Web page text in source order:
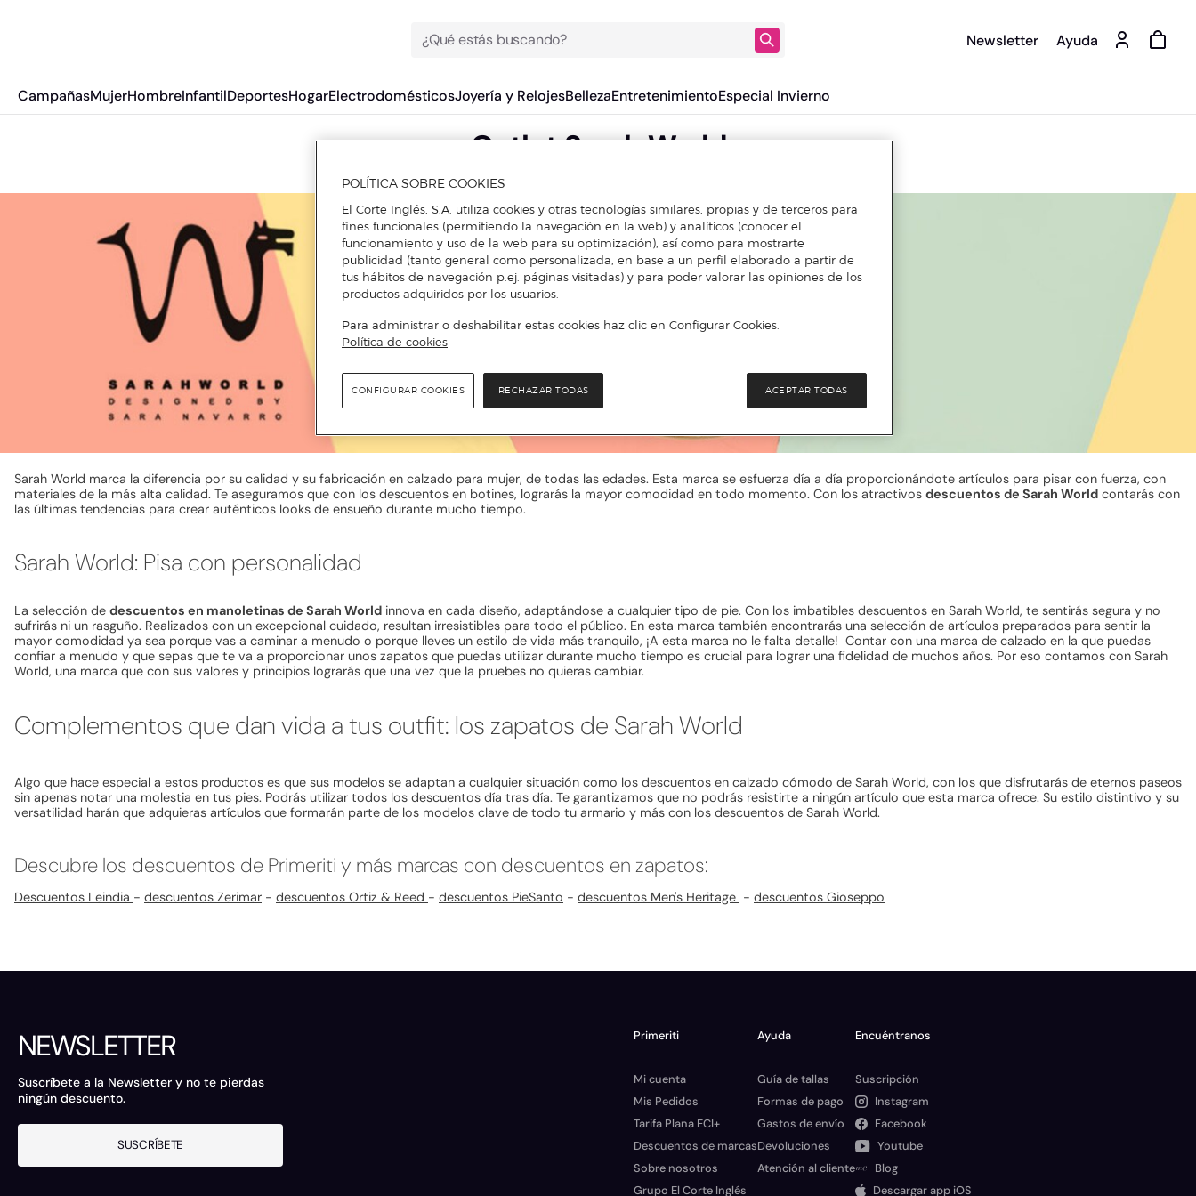
¿Qué estás buscando? Newsletter Ayuda
CampañasMujerHombreInfantilDeportesHogarElectrodomésticosJoyería y RelojesBellezaEntretenimientoEspecial Invierno
Outlet Sarah World
Sarah World marca la diferencia por su calidad y su fabricación en calzado para mujer, de todas las edades. Esta marca se esfuerza día a día proporcionándote artículos para pisar con fuerza, con
materiales de la más alta calidad. Te aseguramos que con los descuentos en botines, lograrás la mayor comodidad en todo momento. Con los atractivos descuentos de Sarah World contarás con
las últimas tendencias para crear auténticos looks de ensueño durante mucho tiempo.
Sarah World: Pisa con personalidad
La selección de descuentos en manoletinas de Sarah World innova en cada diseño, adaptándose a cualquier tipo de pie. Con los imbatibles descuentos en Sarah World, te sentirás segura y no
sufrirás ni un rasguño. Realizados con un excepcional cuidado, resultan irresistibles para todo el público. En esta marca también encontrarás una selección de artículos preparados para sentir la
mayor comodidad ya sea porque vas a caminar a menudo o porque lleves un estilo de vida más tranquilo, ¡A esta marca no le falta detalle! Contar con una marca de calzado en la que puedas
confiar a menudo y que sepas que te va a proporcionar unos zapatos que puedas utilizar durante mucho tiempo es crucial para lograr una fidelidad de muchos años. Por eso contamos con Sarah
World, una marca que con sus valores y principios lograrás que una vez que la pruebes no quieras cambiar.
Complementos que dan vida a tus outfit: los zapatos de Sarah World
Algo que hace especial a estos productos es que sus modelos se adaptan a cualquier situación como los descuentos en calzado cómodo de Sarah World, con los que disfrutarás de eternos paseos
sin apenas notar una molestia en tus pies. Podrás utilizar todos los descuentos día tras día. Te garantizamos que no podrás resistirte a ningún artículo que esta marca ofrece. Su estilo distintivo y su
versatilidad harán que adquieras artículos que formarán parte de los modelos clave de todo tu armario y más con los descuentos de Sarah World.
Descubre los descuentos de Primeriti y más marcas con descuentos en zapatos:
Descuentos Leindia - descuentos Zerimar - descuentos Ortiz & Reed - descuentos PieSanto - descuentos Men's Heritage - descuentos Gioseppo
NEWSLETTER
Suscríbete a la Newsletter y no te pierdas
ningún descuento.
SUSCRÍBETE
Primeriti
Mi cuenta
Mis Pedidos
Tarifa Plana ECI+
Descuentos de marcas
Sobre nosotros
Grupo El Corte Inglés
Ayuda
Guía de tallas
Formas de pago
Gastos de envío
Devoluciones
Atención al cliente
Encuéntranos
Suscripción
Instagram
Facebook
Youtube
Blog
Descargar app iOS
POLÍTICA SOBRE COOKIES
El Corte Inglés, S.A. utiliza cookies y otras tecnologías similares, propias y de terceros para
fines funcionales (permitiendo la navegación en la web) y analíticos (conocer el
funcionamiento y uso de la web para su optimización), así como para mostrarte
publicidad (tanto general como personalizada, en base a un perfil elaborado a partir de
tus hábitos de navegación p.ej. páginas visitadas) y para poder valorar las opiniones de los
productos adquiridos por los usuarios.
Para administrar o deshabilitar estas cookies haz clic en Configurar Cookies.
Política de cookies
RECHAZAR TODAS ACEPTAR TODAS
CONFIGURAR COOKIES